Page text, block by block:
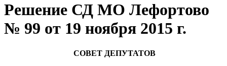
Решение СД МО Лефортово
№ 99 от 19 ноября 2015 г.
СОВЕТ ДЕПУТАТОВ